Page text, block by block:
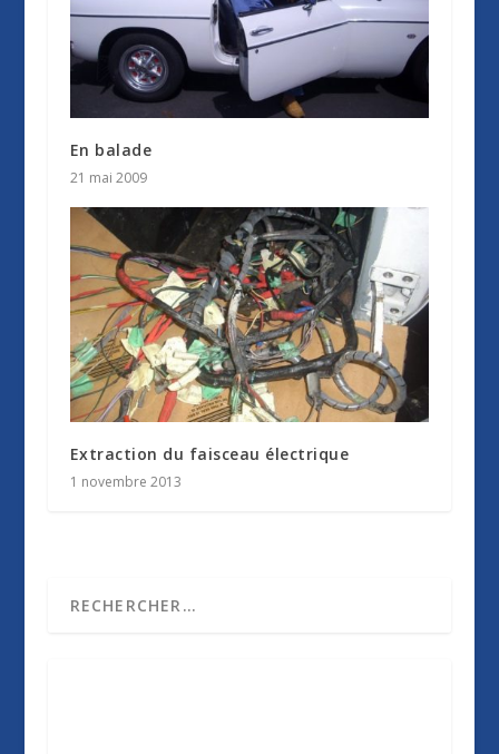
En balade
21 mai 2009
Extraction du faisceau électrique
1 novembre 2013